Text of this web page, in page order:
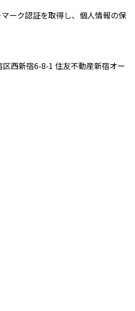
ーク認証を取得し、個人情報の保
西新宿6-8-1 住友不動産新宿オー